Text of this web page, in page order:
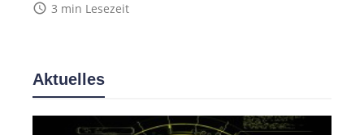
access_time 3 min Lesezeit
Aktuelles